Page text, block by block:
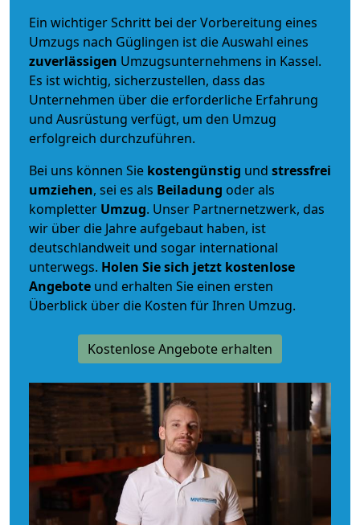
Ein wichtiger Schritt bei der Vorbereitung eines
Umzugs nach Güglingen ist die Auswahl eines
zuverlässigen Umzugsunternehmens in Kassel.
Es ist wichtig, sicherzustellen, dass das
Unternehmen über die erforderliche Erfahrung
und Ausrüstung verfügt, um den Umzug
erfolgreich durchzuführen.
Bei uns können Sie kostengünstig und stressfrei
umziehen, sei es als Beiladung oder als
kompletter Umzug. Unser Partnernetzwerk, das
wir über die Jahre aufgebaut haben, ist
deutschlandweit und sogar international
unterwegs. Holen Sie sich jetzt kostenlose
Angebote und erhalten Sie einen ersten
Überblick über die Kosten für Ihren Umzug.
Kostenlose Angebote erhalten